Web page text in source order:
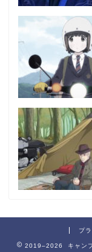
プ
2019–2026 キャンプ